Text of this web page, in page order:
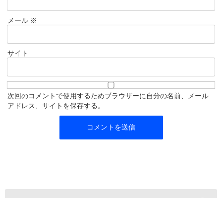
メール ※
サイト
次回のコメントで使用するためブラウザーに自分の名前、メール
アドレス、サイトを保存する。